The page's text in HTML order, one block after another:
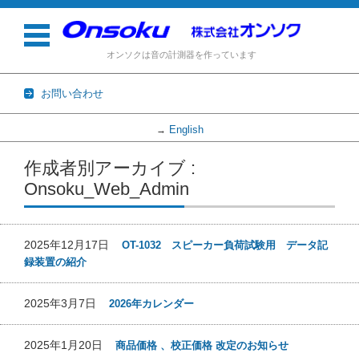
オンソクは音の計測器を作っています
お問い合わせ
→ English
コンテンツに移動
作成者別アーカイブ :
Onsoku_Web_Admin
2025年12月17日 OT-1032 スピーカー負荷試験用 データ記
録装置の紹介
2025年3月7日 2026年カレンダー
2025年1月20日 商品価格 、校正価格 改定のお知らせ